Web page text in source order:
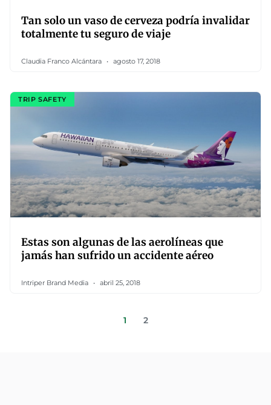
Tan solo un vaso de cerveza podría invalidar
totalmente tu seguro de viaje
Claudia Franco Alcántara agosto 17, 2018
TRIP SAFETY
Estas son algunas de las aerolíneas que
jamás han sufrido un accidente aéreo
Intriper Brand Media abril 25, 2018
1 2